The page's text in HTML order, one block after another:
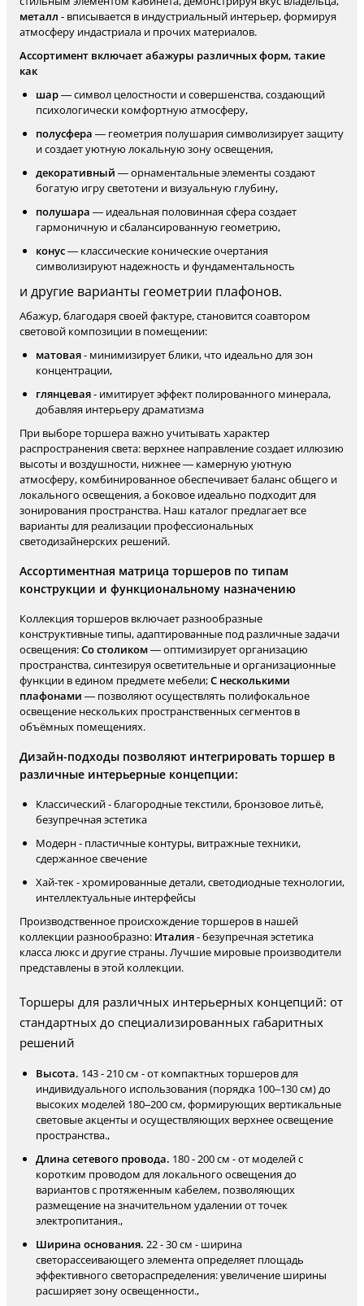
металл - вписывается в индустриальный интерьер, формируя
атмосферу индастриала и прочих материалов.
Ассортимент включает абажуры различных форм, такие
как
шар— символ целостности и совершенства, создающий
психологически комфортную атмосферу,
полусфера — геометрия полушария символизирует защиту
и создает уютную локальную зону освещения,
декоративный — орнаментальные элементы создают
богатую игру светотени и визуальную глубину,
полушара — идеальная половинная сфера создает
гармоничную и сбалансированную геометрию,
конус— классические конические очертания
символизируют надежность и фундаментальность
и другие варианты геометрии плафонов.
Абажур, благодаря своей фактуре, становится соавтором
световой композиции в помещении:
матовая- минимизирует блики, что идеально для зон
концентрации,
глянцевая- имитирует эффект полированного минерала,
добавляя интерьеру драматизма
При выборе торшера важно учитывать характер
распространения света: верхнее направление создает иллюзию
высоты и воздушности, нижнее — камерную уютную
атмосферу, комбинированное обеспечивает баланс общего и
локального освещения, а боковое идеально подходит для
зонирования пространства. Наш каталог предлагает все
варианты для реализации профессиональных
светодизайнерских решений.
Ассортиментная матрица торшеров по типам
конструкции и функциональному назначению
Коллекция торшеров включает разнообразные
конструктивные типы, адаптированные под различные задачи
освещения:Со столиком— оптимизирует организацию
пространства, синтезируя осветительные и организационные
функции в едином предмете мебели;С несколькими
плафонами — позволяют осуществлять полифокальное
освещение нескольких пространственных сегментов в
объёмных помещениях.
Дизайн-подходы позволяют интегрировать торшер в
различные интерьерные концепции:
Классический - благородные текстили, бронзовое литьё,
безупречная эстетика
Модерн - пластичные контуры, витражные техники,
сдержанное свечение
Хай-тек - хромированные детали, светодиодные технологии,
интеллектуальные интерфейсы
Производственное происхождение торшеров в нашей
коллекции разнообразно: Италия- безупречная эстетика
класса люкс и другие страны. Лучшие мировые производители
представлены в этой коллекции.
Торшеры для различных интерьерных концепций: от
стандартных до специализированных габаритных
решений
Высота. 143 - 210 см - от компактных торшеров для
индивидуального использования (порядка 100–130 см) до
высоких моделей 180–200 см, формирующих вертикальные
световые акценты и осуществляющих верхнее освещение
пространства.,
Длина сетевого провода. 180 - 200 см - от моделей с
коротким проводом для локального освещения до
вариантов с протяженным кабелем, позволяющих
размещение на значительном удалении от точек
электропитания.,
Ширина основания. 22 - 30 см - ширина
светорассеивающего элемента определяет площадь
эффективного светораспределения: увеличение ширины
расширяет зону освещенности.,